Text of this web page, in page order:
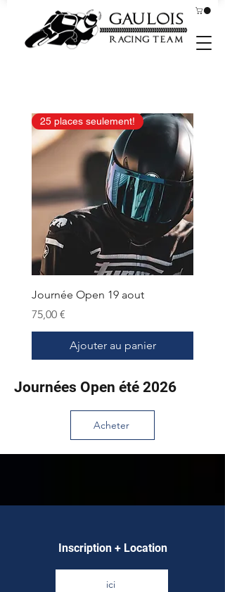
25 places seulement!
Journée Open 19 aout
Prix
75,00 €
Ajouter au panier
Journées Open été 2026
Acheter
Inscription + Location
ici